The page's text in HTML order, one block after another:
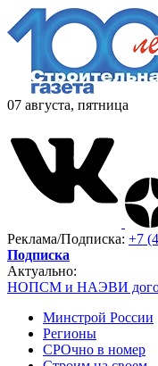
07 августа, пятница
Реклама/Подписка: +7
Подписка
Актуально:
НОПСМ и НАЭВИ
Минстрой России
Регионы
СРОчно в номер